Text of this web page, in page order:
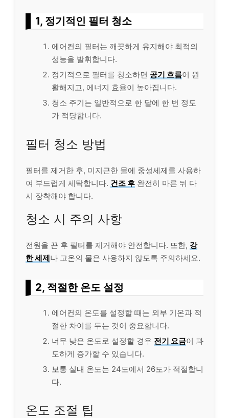
1, 정기적인 필터 청소
에어컨의 필터는 깨끗하게 유지해야 최적의
성능을 발휘합니다.
정기적으로 필터를 청소하면 공기 흐름이 원
활해지고, 에너지 효율이 높아집니다.
청소 주기는 일반적으로 한 달에 한 번 정도
가 적당합니다.
필터 청소 방법
필터를 제거한 후, 미지근한 물에 중성세제를 사용하
여 부드럽게 세탁합니다. 건조 후 완전히 마른 뒤 다
시 장착해야 합니다.
청소 시 주의 사항
전원을 끈 후 필터를 제거해야 안전합니다. 또한, 강
한 세제나 고온의 물은 사용하지 않도록 주의하세요.
2, 적절한 온도 설정
에어컨의 온도를 설정할 때는 외부 기온과 적
절한 차이를 두는 것이 중요합니다.
너무 낮은 온도로 설정할 경우 전기 요금이 과
도하게 증가할 수 있습니다.
보통 실내 온도는 24도에서 26도가 적절합니
다.
온도 조절 팁